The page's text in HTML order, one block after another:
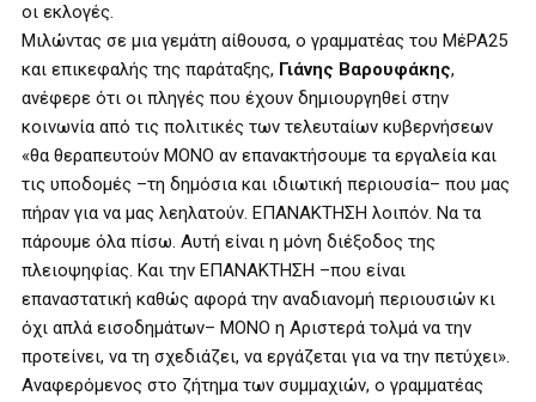
οι εκλογές.
Μιλώντας σε μια γεμάτη αίθουσα, ο γραμματέας του ΜέΡΑ25
και επικεφαλής της παράταξης, Γιάνης Βαρουφάκης,
ανέφερε ότι οι πληγές που έχουν δημιουργηθεί στην
κοινωνία από τις πολιτικές των τελευταίων κυβερνήσεων
«θα θεραπευτούν ΜΟΝΟ αν επανακτήσουμε τα εργαλεία και
τις υποδομές –τη δημόσια και ιδιωτική περιουσία– που μας
πήραν για να μας λεηλατούν. ΕΠΑΝΑΚΤΗΣΗ λοιπόν. Να τα
πάρουμε όλα πίσω. Αυτή είναι η μόνη διέξοδος της
πλειοψηφίας. Και την ΕΠΑΝΑΚΤΗΣΗ –που είναι
επαναστατική καθώς αφορά την αναδιανομή περιουσιών κι
όχι απλά εισοδημάτων– ΜΟΝΟ η Αριστερά τολμά να την
προτείνει, να τη σχεδιάζει, να εργάζεται για να την πετύχει».
Αναφερόμενος στο ζήτημα των συμμαχιών, ο γραμματέας